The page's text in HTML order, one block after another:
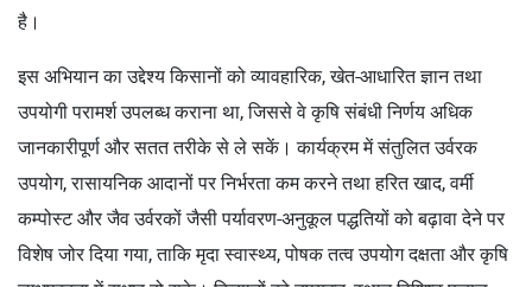
है।
इस अभियान का उद्देश्य किसानों को व्यावहारिक, खेत-आधारित ज्ञान तथा
उपयोगी परामर्श उपलब्ध कराना था, जिससे वे कृषि संबंधी निर्णय अधिक
जानकारीपूर्ण और सतत तरीके से ले सकें। कार्यक्रम में संतुलित उर्वरक
उपयोग, रासायनिक आदानों पर निर्भरता कम करने तथा हरित खाद, वर्मी
कम्पोस्ट और जैव उर्वरकों जैसी पर्यावरण-अनुकूल पद्धतियों को बढ़ावा देने पर
विशेष जोर दिया गया, ताकि मृदा स्वास्थ्य, पोषक तत्व उपयोग दक्षता और कृषि